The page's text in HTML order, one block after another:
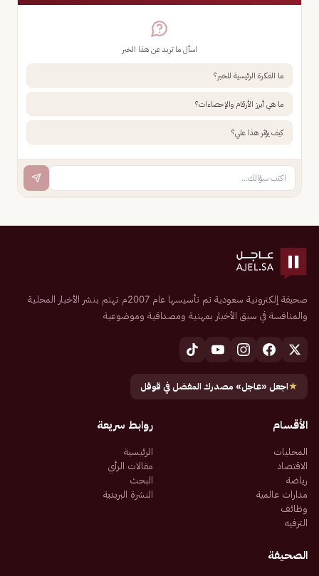
اسأل ما تريد عن هذا الخبر
ما الفكرة الرئيسية للخبر؟
ما هي أبرز الأرقام والإحصاءات؟
كيف يؤثر هذا علي؟
صحيفة إلكترونية سعودية تم تأسيسها عام 2007م تهتم بنشر الأخبار المحلية
والمنافسة في سبق الأخبار بمهنية ومصداقية وموضوعية
★اجعل «عاجل» مصدرك المفضل في قوقل
الأقسام
المحليات
الاقتصاد
رياضة
مدارات عالمية
وظائف
الترفيه
روابط سريعة
الرئيسية
مقالات الرأي
البحث
النشرة البريدية
الصحيفة